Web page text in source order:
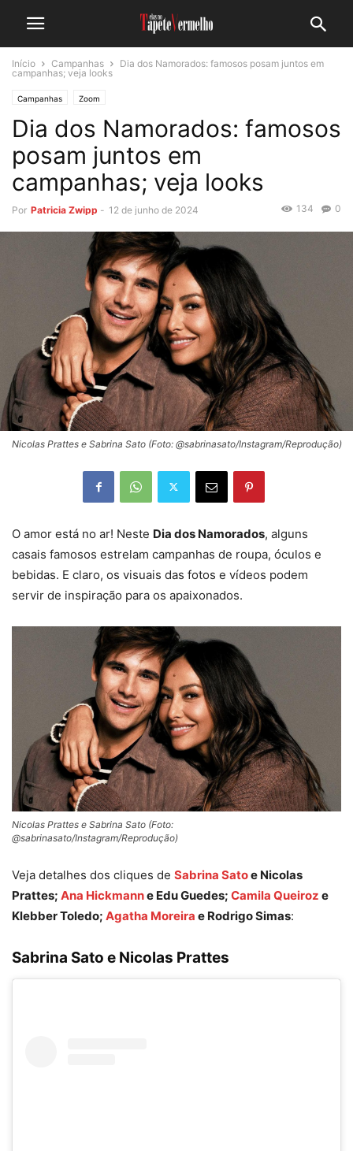
Início Campanhas
Dia dos Namorados: famosos posam juntos em
campanhas; veja looks
Campanhas Zoom
Dia dos Namorados: famosos
posam juntos em
campanhas; veja looks
Por Patricia Zwipp - 12 de junho de 2024 0
134
Nicolas Prattes e Sabrina Sato (Foto: @sabrinasato/Instagram/Reprodução)
O amor está no ar! Neste Dia dos Namorados, alguns
casais famosos estrelam campanhas de roupa, óculos e
bebidas. E claro, os visuais das fotos e vídeos podem
servir de inspiração para os apaixonados.
Nicolas Prattes e Sabrina Sato (Foto:
@sabrinasato/Instagram/Reprodução)
Veja detalhes dos cliques de Sabrina Satoe Nicolas
Prattes; Ana Hickmanne Edu Guedes; Camila Queiroz e
Klebber Toledo; Agatha Moreira e Rodrigo Simas:
Sabrina Sato e Nicolas Prattes